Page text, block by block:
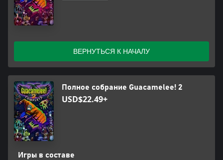
ВЕРНУТЬСЯ К НАЧАЛУ
Полное собрание Guacamelee! 2
USD$22.49+
Игры в составе